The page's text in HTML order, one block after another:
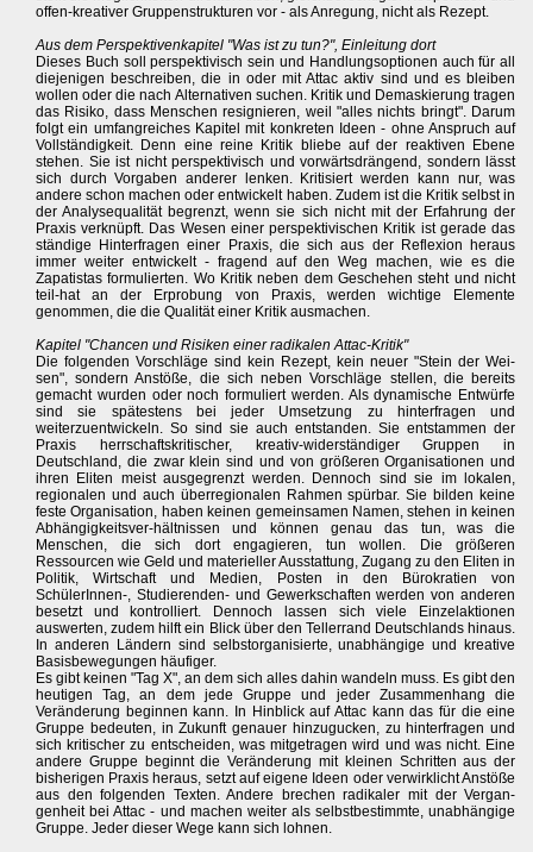
offen-kreativer Gruppenstrukturen vor - als Anregung, nicht als Rezept.
Aus dem Perspektivenkapitel "Was ist zu tun?", Einleitung dort
Dieses Buch soll perspektivisch sein und Handlungsoptionen auch für all
diejenigen beschreiben, die in oder mit Attac aktiv sind und es bleiben
wollen oder die nach Alternativen suchen. Kritik und Demaskierung tragen
das Risiko, dass Menschen resignieren, weil "alles nichts bringt". Darum
folgt ein umfangreiches Kapitel mit konkreten Ideen - ohne Anspruch auf
Vollständigkeit. Denn eine reine Kritik bliebe auf der reaktiven Ebene
stehen. Sie ist nicht perspektivisch und vorwärtsdrängend, sondern lässt
sich durch Vorgaben anderer lenken. Kritisiert werden kann nur, was
andere schon machen oder entwickelt haben. Zudem ist die Kritik selbst in
der Analysequalität begrenzt, wenn sie sich nicht mit der Erfahrung der
Praxis verknüpft. Das Wesen einer perspektivischen Kritik ist gerade das
ständige Hinterfragen einer Praxis, die sich aus der Reflexion heraus
immer weiter entwickelt - fragend auf den Weg machen, wie es die
Zapatistas formulierten. Wo Kritik neben dem Geschehen steht und nicht
teil-hat an der Erprobung von Praxis, werden wichtige Elemente
genommen, die die Qualität einer Kritik ausmachen.
Kapitel "Chancen und Risiken einer radikalen Attac-Kritik"
Die folgenden Vorschläge sind kein Rezept, kein neuer "Stein der Wei-
sen", sondern Anstöße, die sich neben Vorschläge stellen, die bereits
gemacht wurden oder noch formuliert werden. Als dynamische Entwürfe
sind sie spätestens bei jeder Umsetzung zu hinterfragen und
weiterzuentwickeln. So sind sie auch entstanden. Sie entstammen der
Praxis herrschaftskritischer, kreativ-widerständiger Gruppen in
Deutschland, die zwar klein sind und von größeren Organisationen und
ihren Eliten meist ausgegrenzt werden. Dennoch sind sie im lokalen,
regionalen und auch überregionalen Rahmen spürbar. Sie bilden keine
feste Organisation, haben keinen gemeinsamen Namen, stehen in keinen
Abhängigkeitsver-hältnissen und können genau das tun, was die
Menschen, die sich dort engagieren, tun wollen. Die größeren
Ressourcen wie Geld und materieller Ausstattung, Zugang zu den Eliten in
Politik, Wirtschaft und Medien, Posten in den Bürokratien von
SchülerInnen-, Studierenden- und Gewerkschaften werden von anderen
besetzt und kontrolliert. Dennoch lassen sich viele Einzelaktionen
auswerten, zudem hilft ein Blick über den Tellerrand Deutschlands hinaus.
In anderen Ländern sind selbstorganisierte, unabhängige und kreative
Basisbewegungen häufiger.
Es gibt keinen "Tag X", an dem sich alles dahin wandeln muss. Es gibt den
heutigen Tag, an dem jede Gruppe und jeder Zusammenhang die
Veränderung beginnen kann. In Hinblick auf Attac kann das für die eine
Gruppe bedeuten, in Zukunft genauer hinzugucken, zu hinterfragen und
sich kritischer zu entscheiden, was mitgetragen wird und was nicht. Eine
andere Gruppe beginnt die Veränderung mit kleinen Schritten aus der
bisherigen Praxis heraus, setzt auf eigene Ideen oder verwirklicht Anstöße
aus den folgenden Texten. Andere brechen radikaler mit der Vergan-
genheit bei Attac - und machen weiter als selbstbestimmte, unabhängige
Gruppe. Jeder dieser Wege kann sich lohnen.